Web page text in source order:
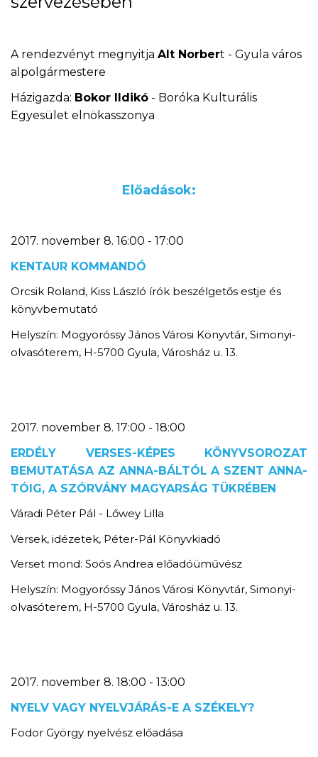
A rendezvényt megnyitja Alt Norbert - Gyula város
alpolgármestere
Házigazda: Bokor Ildikó - Boróka Kulturális
Egyesület elnökasszonya
Előadások:
2017. november 8. 16:00 - 17:00
KENTAUR KOMMANDÓ
Orcsik Roland, Kiss László írók beszélgetős estje és
könyvbemutató
Helyszín: Mogyoróssy János Városi Könyvtár, Simonyi-
olvasóterem, H-5700 Gyula, Városház u. 13.
2017. november 8. 17:00 - 18:00
ERDÉLY VERSES-KÉPES KÖNYVSOROZAT
BEMUTATÁSA AZ ANNA-BÁLTÓL A SZENT ANNA-
TÓIG, A SZÓRVÁNY MAGYARSÁG TÜKRÉBEN
Váradi Péter Pál - Lőwey Lilla
Versek, idézetek, Péter-Pál Könyvkiadó
Verset mond: Soós Andrea előadóüművész
Helyszín: Mogyoróssy János Városi Könyvtár, Simonyi-
olvasóterem, H-5700 Gyula, Városház u. 13.
2017. november 8. 18:00 - 13:00
NYELV VAGY NYELVJÁRÁS-E A SZÉKELY?
Fodor György nyelvész előadása